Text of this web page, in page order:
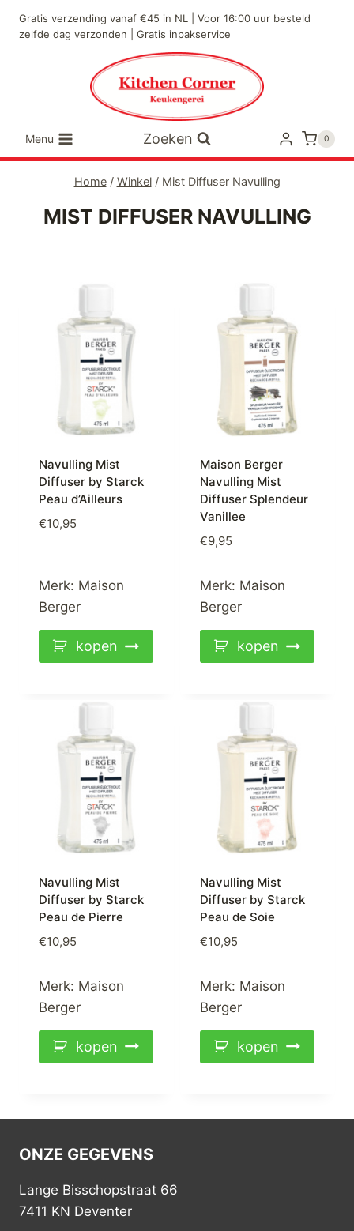
naar
Gratis verzending vanaf €45 in NL | Voor 16:00 uur besteld
zelfde dag verzonden | Gratis inpakservice
Menu Zoeken 0
Home / Winkel / Mist Diffuser Navulling
MIST DIFFUSER NAVULLING
Navulling Mist
Diffuser by Starck
Peau d’Ailleurs
€10,95
Merk: Maison
Berger
kopen
Maison Berger
Navulling Mist
Diffuser Splendeur
Vanillee
€9,95
Merk: Maison
Berger
kopen
Navulling Mist
Diffuser by Starck
Peau de Pierre
€10,95
Merk: Maison
Berger
kopen
Navulling Mist
Diffuser by Starck
Peau de Soie
€10,95
Merk: Maison
Berger
kopen
ONZE GEGEVENS
Lange Bisschopstraat 66
7411 KN Deventer